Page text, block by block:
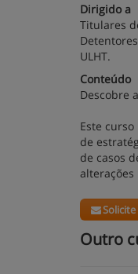
Dirigido a
Titulares
ULHT.
Conteúdo
Descobre
Este
de
de casos
Outro